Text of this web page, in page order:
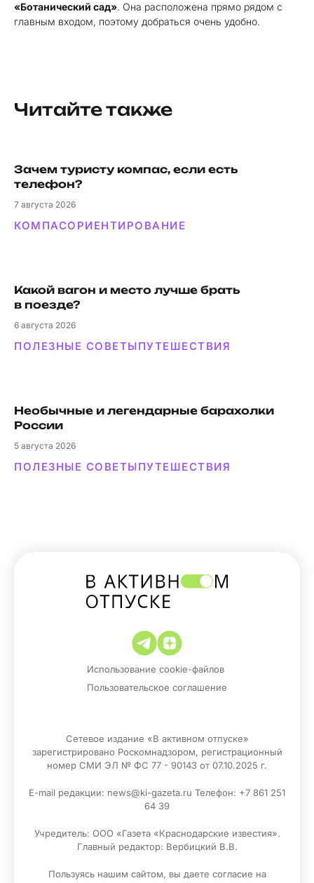
«Ботанический сад». Она расположена прямо рядом с
главным входом, поэтому добраться очень удобно.
Читайте также
Зачем туристу компас, если есть
телефон?
7 августа 2026
КОМПАСОРИЕНТИРОВАНИЕ
Какой вагон и мес­то луч­ше брать
в поезде?
6 августа 2026
ПОЛЕЗНЫЕ СОВЕТЫПУТЕШЕСТВИЯ
Необычные и легендарные барахолки
России
5 августа 2026
ПОЛЕЗНЫЕ СОВЕТЫПУТЕШЕСТВИЯ
Использование cookie-файлов
Пользовательское соглашение
Сетевое издание «В активном отпуске»
зарегистрировано Роскомнадзором, регистрационный
номер СМИ ЭЛ № ФС 77 - 90143 от 07.10.2025 г.
E-mail редакции: news@ki-gazeta.ru Телефон: +7 861 251
64 39
Учредитель: ООО «Газета «Краснодарские известия».
Главный редактор: Вербицкий В.В.
Пользуясь нашим сайтом, вы даете согласие на